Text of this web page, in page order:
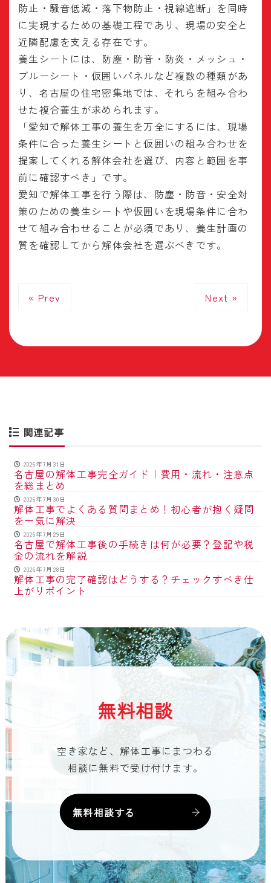
防止・騒音低減・落下物防止・視線遮断」を同時
に実現するための基礎工程であり、現場の安全と
近隣配慮を支える存在です。
養生シートには、防塵・防音・防炎・メッシュ・
ブルーシート・仮囲いパネルなど複数の種類があ
り、名古屋の住宅密集地では、それらを組み合わ
せた複合養生が求められます。
「愛知で解体工事の養生を万全にするには、現場
条件に合った養生シートと仮囲いの組み合わせを
提案してくれる解体会社を選び、内容と範囲を事
前に確認すべき」です。
愛知で解体工事を行う際は、防塵・防音・安全対
策のための養生シートや仮囲いを現場条件に合わ
せて組み合わせることが必須であり、養生計画の
質を確認してから解体会社を選ぶべきです。
« Prev Next »
関連記事
2026年7月31日
名古屋の解体工事完全ガイド｜費用・流れ・注意点
を総まとめ
2026年7月30日
解体工事でよくある質問まとめ！初心者が抱く疑問
を一気に解決
2026年7月29日
名古屋で解体工事後の手続きは何が必要？登記や税
金の流れを解説
2026年7月28日
解体工事の完了確認はどうする？チェックすべき仕
上がりポイント
無料相談
空き家など、解体工事にまつわる
相談に無料で受け付けます。
無料相談する